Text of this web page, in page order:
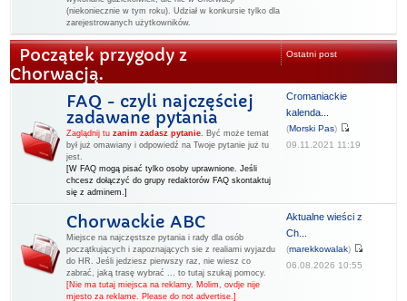
(niekoniecznie w tym roku). Udział w konkursie tylko dla
zarejestrowanych użytkowników.
Początek przygody z
Chorwacją.
Ostatni post
FAQ - czyli najczęściej
zadawane pytania
Zaglądnij tu zanim zadasz pytanie. Być może temat
był już omawiany i odpowiedź na Twoje pytanie już tu
jest.
[W FAQ mogą pisać tylko osoby uprawnione. Jeśli
chcesz dołączyć do grupy redaktorów FAQ skontaktuj
się z adminem.]
Cromaniackie
kalenda...
(Morski Pas)
09.11.2021 11:19
Chorwackie ABC
Miejsce na najczęstsze pytania i rady dla osób
początkujących i zapoznających sie z realiami wyjazdu
do HR. Jeśli jedziesz pierwszy raz, nie wiesz co
zabrać, jaką trasę wybrać ... to tutaj szukaj pomocy.
[Nie ma tutaj miejsca na reklamy. Molim, ovdje nije
mjesto za reklame. Please do not advertise.]
Aktualne wieści z
Ch...
(marekkowalak)
06.08.2026 10:55